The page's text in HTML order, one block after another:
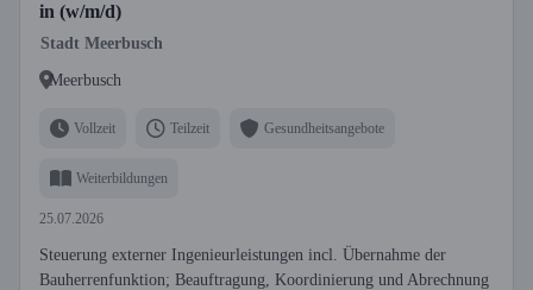
in (w/m/d)
Stadt Meerbusch
Meerbusch
Vollzeit Teilzeit Gesundheitsangebote
Weiterbildungen
25.07.2026
Steuerung externer Ingenieurleistungen incl. Übernahme der
Bauherrenfunktion; Beauftragung, Koordinierung und Abrechnung